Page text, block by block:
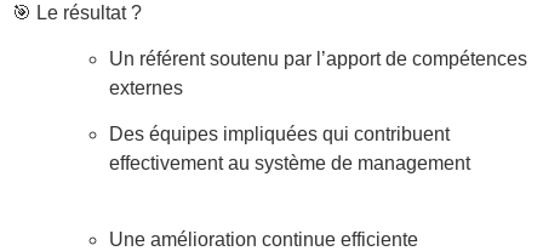
🎯 Le résultat ?
Un référent soutenu par l’apport de compétences
externes
Des équipes impliquées qui contribuent
effectivement au système de management
Une amélioration continue efficiente